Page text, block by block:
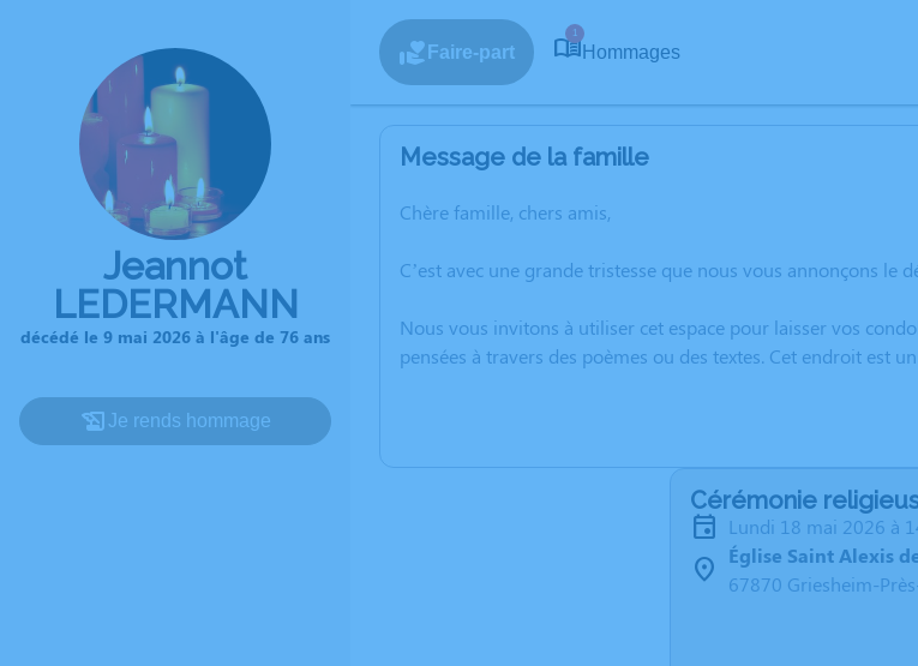
Jeannot
LEDERMANN
décédé le 9 mai 2026 à l'âge de 76 ans
Je rends hommage
Faire-part
1
Hommages
Message de la famille
Chère famille, chers amis,
C’est avec une grande tristesse que nous vous annonçons le
Nous vous invitons à utiliser cet espace pour laisser vos
pensées à travers des poèmes ou des textes. Cet endroit est
Cérémonie
lundi 18 mai 2026 à
Église Saint Alexis
67870 Griesheim-